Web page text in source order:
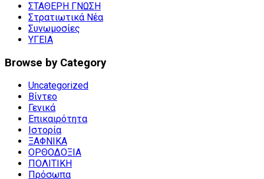
ΣΤΑΘΕΡΗ ΓΝΩΣΗ
Στρατιωτικά Νέα
Συνωμοσίες
ΥΓΕΙΑ
Browse by Category
Uncategorized
Βίντεο
Γενικά
Επικαιρότητα
Ιστορία
ΞΑΦΝΙΚΑ
ΟΡΘΟΔΟΞΙΑ
ΠΟΛΙΤΙΚΗ
Πρόσωπα